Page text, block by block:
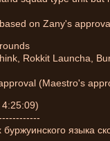
on Zany's
Rokkit Launcha,
(Maestro's
языка